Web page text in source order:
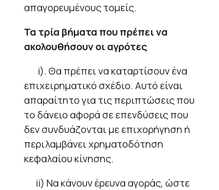
απαγορευμένους τομείς.
Τα τρία βήματα που πρέπει να
ακολουθήσουν οι αγρότες
i). Θα πρέπει να καταρτίσουν ένα
επιχειρηματικό σχέδιο. Αυτό είναι
απαραίτητο για τις περιπτώσεις που
το δάνειο αφορά σε επενδύσεις που
δεν συνδυάζονται με επιχορήγηση ή
περιλαμβάνει χρηματοδότηση
κεφαλαίου κίνησης.
ii) Να κάνουν έρευνα αγοράς, ώστε